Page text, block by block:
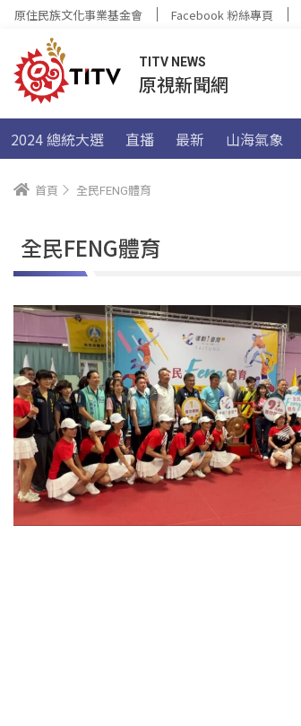
原住民族文化事業基金會 Facebook 粉絲專頁
TITV NEWS
原視新聞網
2024 總統大選 直播 最新 山海氣象
首頁 全民FENG體育
全民FENG體育